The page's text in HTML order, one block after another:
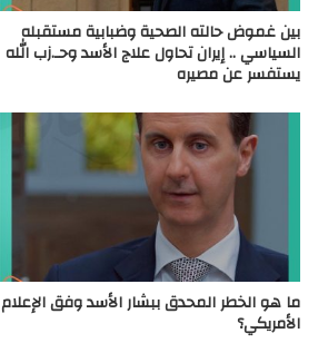
بين غموض حالته الصحية وضبابية مستقبله
السياسي .. إيران تحاول علاج الأسد وحـ.زب الله
يستفسر عن مصيره
ما هو الخطر المحدق ببشار الأسد وفق الإعلام
الأمريكي؟